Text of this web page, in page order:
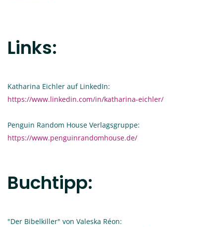
Links:
Katharina Eichler auf LinkedIn:
https://www.linkedin.com/in/katharina-eichler/
Penguin Random House Verlagsgruppe:
https://www.penguinrandomhouse.de/
Buchtipp:
"Der Bibelkiller" von Valeska Réon: